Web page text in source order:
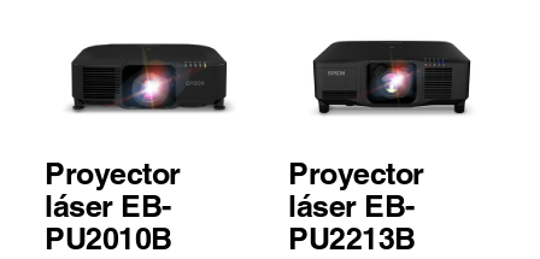
Proyector
láser EB-
PU2010B
Proyector
láser EB-
PU2213B